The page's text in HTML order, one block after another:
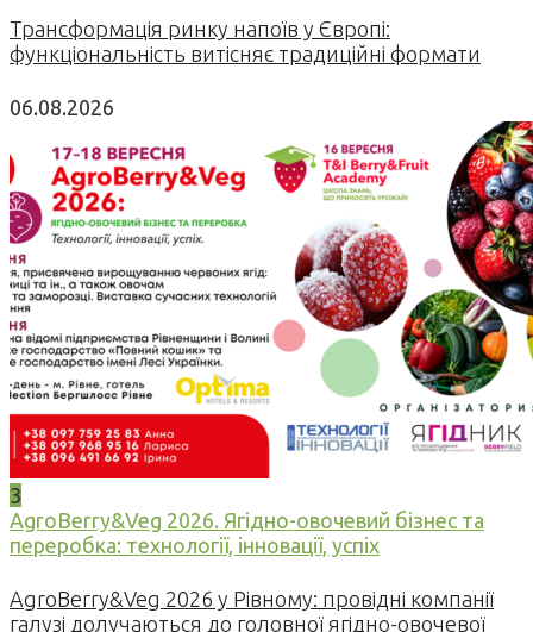
Трансформація ринку напоїв у Європі:
функціональність витісняє традиційні формати
06.08.2026
3
AgroBerry&Veg 2026. Ягідно-овочевий бізнес та
переробка: технології, інновації, успіх
AgroBerry&Veg 2026 у Рівному: провідні компанії
галузі долучаються до головної ягідно-овочевої